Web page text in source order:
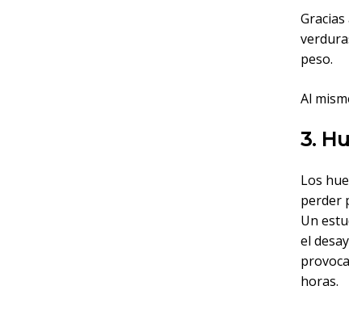
peso.
Al
3.
Los
perder
Un
el
horas.